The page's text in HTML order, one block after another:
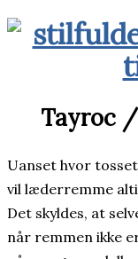
Tayroc
Uanset hvor
vil læderremme
Det skyldes, at
når remmen ikke